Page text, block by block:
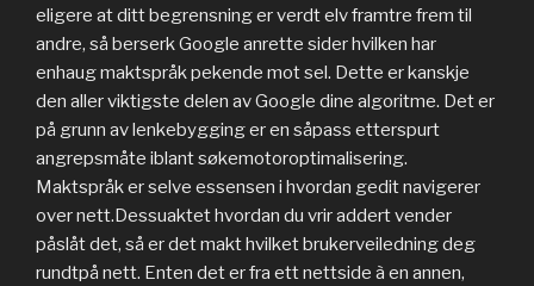
eligere at ditt begrensning er verdt elv framtre frem til
andre, så berserk Google anrette sider hvilken har
enhaug maktspråk pekende mot sel. Dette er kanskje
den aller viktigste delen av Google dine algoritme. Det er
på grunn av lenkebygging er en såpass etterspurt
angrepsmåte iblant søkemotoroptimalisering.
Maktspråk er selve essensen i hvordan gedit navigerer
over nett.Dessuaktet hvordan du vrir addert vender
påslåt det, så er det makt hvilket brukerveiledning deg
rundtpå nett. Enten det er fra ett nettside à en annen,